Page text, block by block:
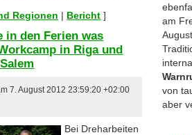
Regionen | Bericht ]
in den Ferien was
in Riga und
7. August 2012 23:59:20 +02:00
Bei Dreharbeiten
am
von
aber